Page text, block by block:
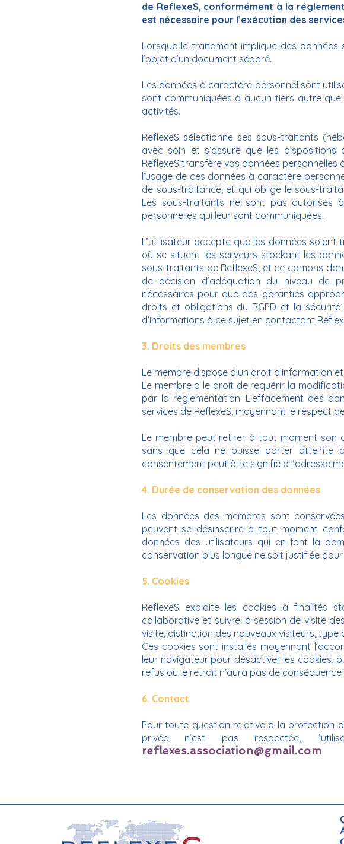
de ReflexeS, conformément à la
est nécessaire pour l’exécution des
Lorsque le traitement implique des
l’objet d’un document séparé.
Les données à caractère personnel sont
sont communiquées à aucun tiers autre
activités.
ReflexeS sélectionne ses sous-traitants
avec soin et s’assure que les dispositions
ReflexeS transfère vos données
l’usage de ces données à caractère
de sous-traitance, et qui oblige le sous-
Les sous-traitants ne sont pas autorisés
personnelles qui leur sont communiquées.
L’utilisateur accepte que les données soient
où se situent les serveurs stockant les
sous-traitants de ReflexeS, et ce compris
de décision d’adéquation du niveau de
nécessaires pour que des garanties
droits et obligations du RGPD et la
d’informations à ce sujet en contactant
3. Droits des membres
Le membre dispose d’un droit d’information
Le membre a le droit de requérir la
par la réglementation. L’effacement des
services de ReflexeS, moyennant le respect
Le membre peut retirer à tout moment son
sans que cela ne puisse porter atteinte
consentement peut être signifié à l’adresse
4. Durée de conservation des données
Les données des membres sont
peuvent se désinscrire à tout moment
données des utilisateurs qui en font la
conservation plus longue ne soit justifiée
5. Cookies
ReflexeS exploite les cookies à finalités
collaborative et suivre la session de visite
visite, distinction des nouveaux visiteurs, type
Ces cookies sont installés moyennant
leur navigateur pour désactiver les cookies,
refus ou le retrait n’aura pas de
6. Contact
Pour toute question relative à la protection
privée n’est pas respectée,
reflexes.association@gmail.com